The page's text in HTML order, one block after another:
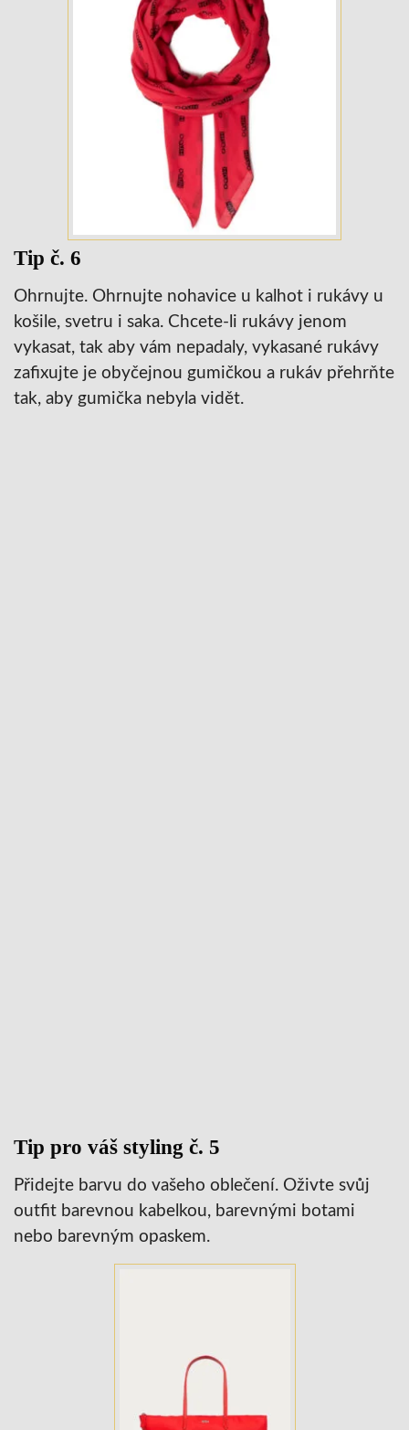
Tip č. 6
Ohrnujte. Ohrnujte nohavice u kalhot i rukávy u
košile, svetru i saka. Chcete-li rukávy jenom
vykasat, tak aby vám nepadaly, vykasané rukávy
zafixujte je obyčejnou gumičkou a rukáv přehrňte
tak, aby gumička nebyla vidět.
Tip pro váš styling č. 5
Přidejte barvu do vašeho oblečení. Oživte svůj
outfit barevnou kabelkou, barevnými botami
nebo barevným opaskem.